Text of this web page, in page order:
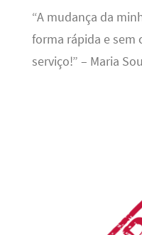
“A mudança da
forma rápida e sem
serviço!” – Maria